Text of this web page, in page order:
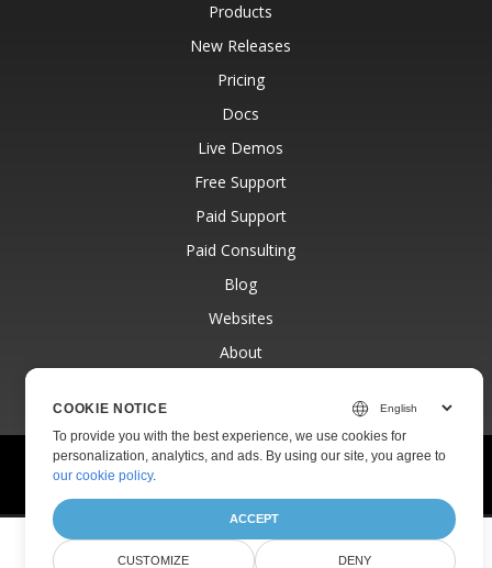
Products
New Releases
Pricing
Docs
Live Demos
Free Support
Paid Support
Paid Consulting
Blog
Websites
About
© Aspose Pty Ltd 2001-2026.All Rights Reserved.
Privacy Policy
COOKIE NOTICE
To provide you with the best experience, we use cookies for
personalization, analytics, and ads. By using our site, you agree to
our cookie policy.
ACCEPT
CUSTOMIZE DENY